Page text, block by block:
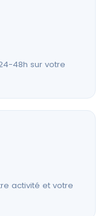
48h sur votre
activité et votre